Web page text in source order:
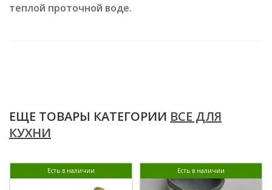
теплой проточной воде.
ЕЩЕ ТОВАРЫ КАТЕГОРИИ ВСЕ ДЛЯ
КУХНИ
Есть в наличии Есть в наличии